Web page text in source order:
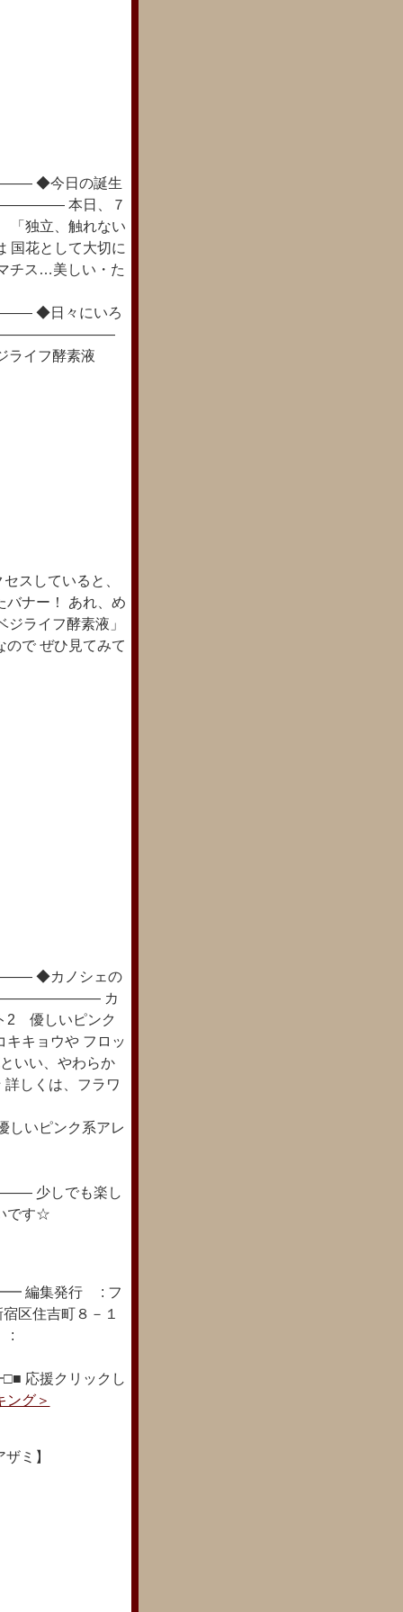
今日の誕生
本日、７
独立、触れない
国花として大切に
チス…美しい・た
日々にいろ
ライフ酵素液
スしていると、
バナー！ あれ、め
ライフ酵素液」
で ぜひ見てみて
カノシェの
カ
2 優しいピンク
キョウや フロッ
いい、やわらか
しくは、フラワ
しいピンク系アレ
しでも楽し
です☆
集発行 : フ
住吉町８－１
:
クリックし
ング＞
ミ】